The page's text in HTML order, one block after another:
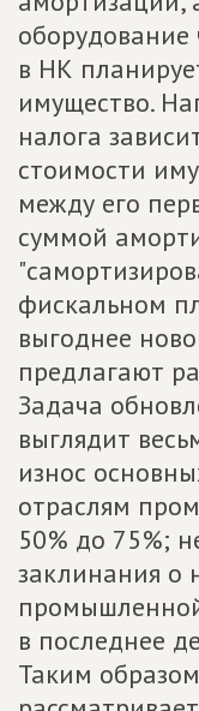
оборудование
в НК
имущество.
налога
стоимости
между его
суммой
фискальном
выгоднее
предлагают
Задача
выглядит
износ
отраслям
50% до 75%;
заклинания о
в последнее
Таким